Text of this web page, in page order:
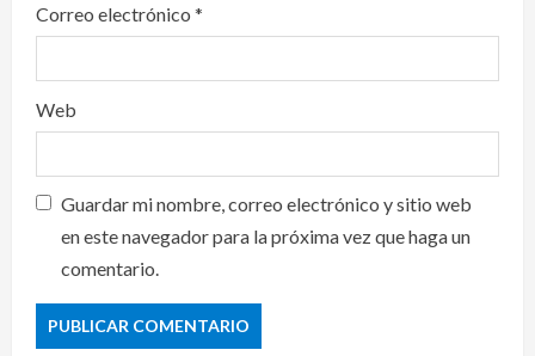
Correo electrónico *
Web
Guardar mi nombre, correo electrónico y sitio web
en este navegador para la próxima vez que haga un
comentario.